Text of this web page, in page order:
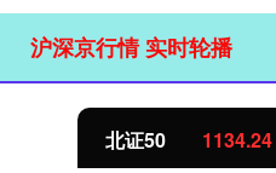
沪深京行情 实时轮播
北证50 1134.24